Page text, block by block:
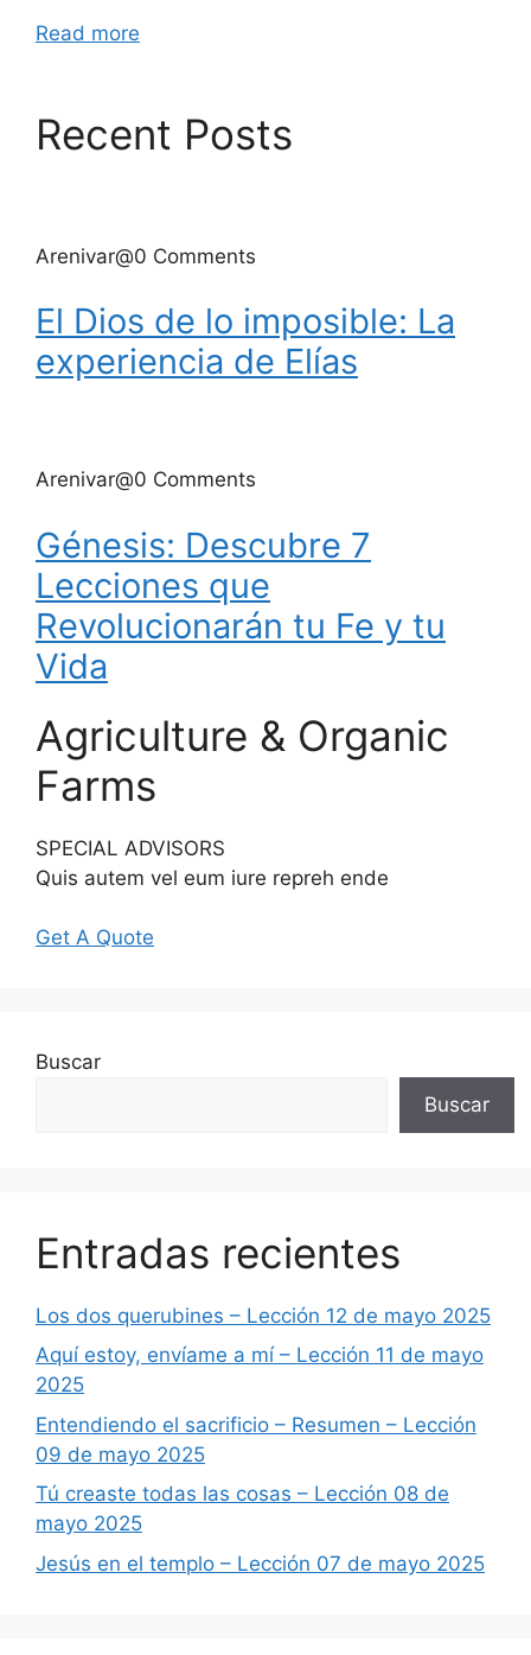
Read more
Recent Posts
Arenivar@0 Comments
El Dios de lo imposible: La
experiencia de Elías
Arenivar@0 Comments
Génesis: Descubre 7
Lecciones que
Revolucionarán tu Fe y tu
Vida
Agriculture & Organic
Farms
SPECIAL ADVISORS
Quis autem vel eum iure repreh ende
Get A Quote
Buscar
Buscar
Entradas recientes
Los dos querubines – Lección 12 de mayo 2025
Aquí estoy, envíame a mí – Lección 11 de mayo
2025
Entendiendo el sacrificio – Resumen – Lección
09 de mayo 2025
Tú creaste todas las cosas – Lección 08 de
mayo 2025
Jesús en el templo – Lección 07 de mayo 2025